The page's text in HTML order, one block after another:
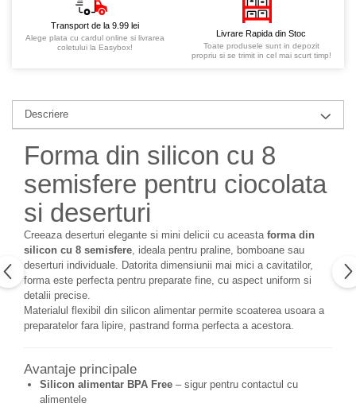
Transport de la 9.99 lei
Alege plata cu cardul online si livrarea
coletului la Easybox!
Livrare Rapida din Stoc
Toate produsele sunt in depozit
propriu si se trimit in cel mai scurt timp!
Descriere
Forma din silicon cu 8
semisfere pentru ciocolata
si deserturi
Creeaza deserturi elegante si mini delicii cu aceasta forma din
silicon cu 8 semisfere, ideala pentru praline, bomboane sau
deserturi individuale. Datorita dimensiunii mai mici a cavitatilor,
forma este perfecta pentru preparate fine, cu aspect uniform si
detalii precise.
Materialul flexibil din silicon alimentar permite scoaterea usoara a
preparatelor fara lipire, pastrand forma perfecta a acestora.
Avantaje principale
Silicon alimentar BPA Free – sigur pentru contactul cu
alimentele